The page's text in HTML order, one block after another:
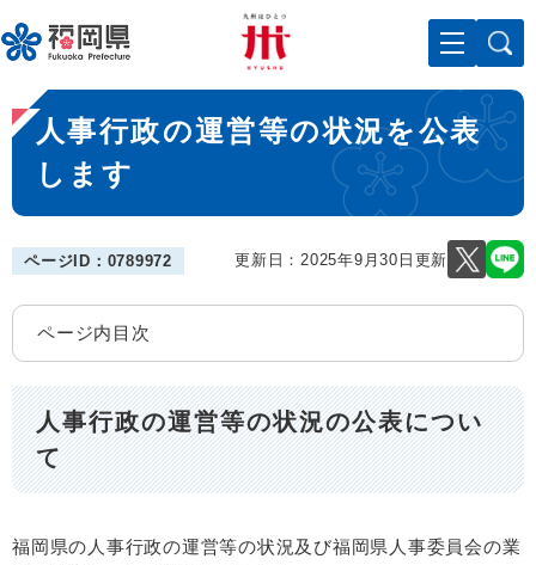
ー
ジ
先
頭
。
メニューを飛ばして本文へ
本
文
人事行政の運営等の状況を公表
します
ページID：0789972 更新日：2025年9月30日更新
ページ内目次
人事行政の運営等の状況の公表につい
て
福岡県の人事行政の運営等の状況及び福岡県人事委員会の業